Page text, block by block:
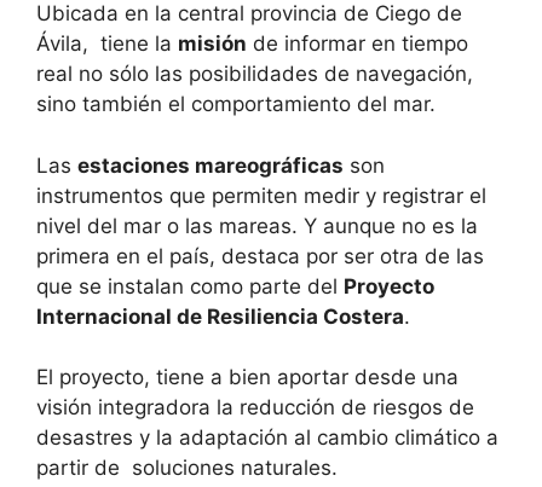
Ubicada en la central provincia de Ciego de
Ávila, tiene la misión de informar en tiempo
real no sólo las posibilidades de navegación,
sino también el comportamiento del mar.
Las estaciones mareográficas son
instrumentos que permiten medir y registrar el
nivel del mar o las mareas. Y aunque no es la
primera en el país, destaca por ser otra de las
que se instalan como parte del Proyecto
Internacional de Resiliencia Costera.
El proyecto, tiene a bien aportar desde una
visión integradora la reducción de riesgos de
desastres y la adaptación al cambio climático a
partir de soluciones naturales.